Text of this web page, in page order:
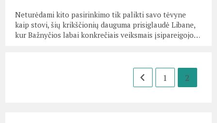
Neturėdami kito pasirinkimo tik palikti savo tėvyne
kaip stovi, šių krikščionių dauguma prisiglaudė Libane,
kur Bažnyčios labai konkrečiais veiksmais įsipareigojo…
Go to the previous page
1 2